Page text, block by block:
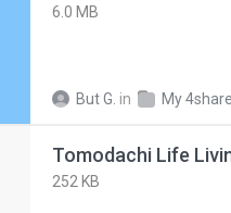
6.0 MB
But G. in My
252 KB